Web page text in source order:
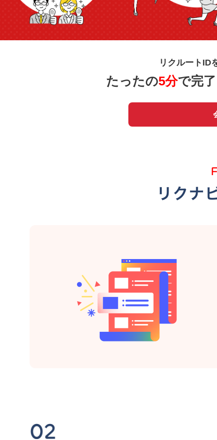
リクルートID
たったの5分で完